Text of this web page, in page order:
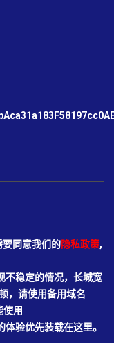
同意我们的隐私政策,
不稳定的情况，长城宽
，请使用备用域名
用
验优先装载在这里。